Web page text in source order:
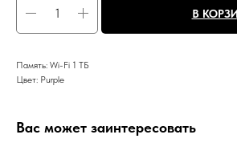
В
Память: Wi-Fi 1 ТБ
Цвет: Purple
Вас может заинтересовать